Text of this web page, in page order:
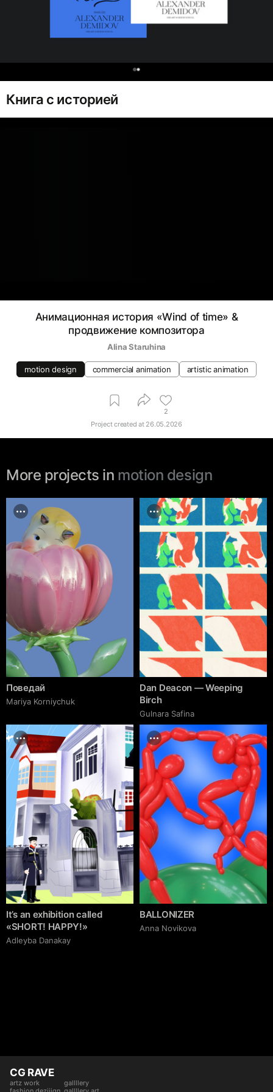
Книга с историей
Анимационная история «Wind of time» &
продвижение композитора
Alina Staruhina
motion design commercial animation artistic animation
2
Project created at 26.05.2026
More projects in motion design
Поведай
Mariya Korniychuk
Dan Deacon — Weeping
Birch
Gulnara Safina
It’s an exhibition called
«SHORT! HAPPY!»
Adleyba Danakay
BALLONIZER
Аnna Novikova
CG RAVE
artz work
gallllery